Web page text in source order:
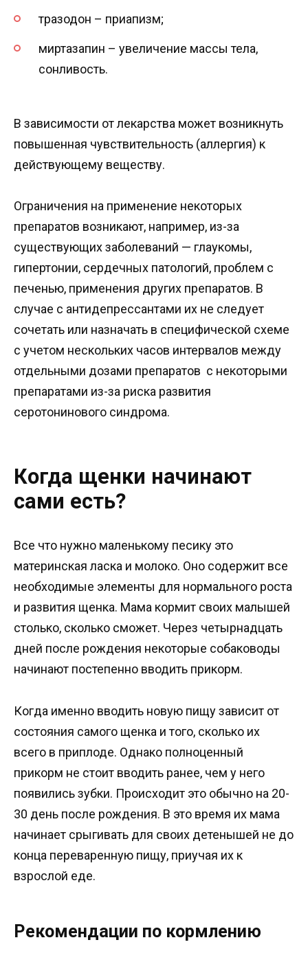
тразодон – приапизм;
миртазапин – увеличение массы тела,
сонливость.
В зависимости от лекарства может возникнуть
повышенная чувствительность (аллергия) к
действующему веществу.
Ограничения на применение некоторых
препаратов возникают, например, из-за
существующих заболеваний — глаукомы,
гипертонии, сердечных патологий, проблем с
печенью, применения других препаратов. В
случае с антидепрессантами их не следует
сочетать или назначать в специфической схеме
с учетом нескольких часов интервалов между
отдельными дозами препаратов с некоторыми
препаратами из-за риска развития
серотонинового синдрома.
Когда щенки начинают
сами есть?
Все что нужно маленькому песику это
материнская ласка и молоко. Оно содержит все
необходимые элементы для нормального роста
и развития щенка. Мама кормит своих малышей
столько, сколько сможет. Через четырнадцать
дней после рождения некоторые собаководы
начинают постепенно вводить прикорм.
Когда именно вводить новую пищу зависит от
состояния самого щенка и того, сколько их
всего в приплоде. Однако полноценный
прикорм не стоит вводить ранее, чем у него
появились зубки. Происходит это обычно на 20-
30 день после рождения. В это время их мама
начинает срыгивать для своих детенышей не до
конца переваренную пищу, приучая их к
взрослой еде.
Рекомендации по кормлению